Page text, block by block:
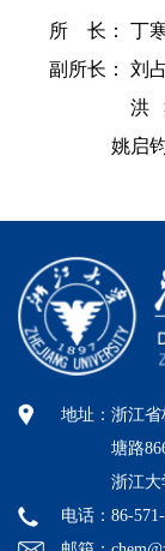
所 长： 丁寒
副所长： 刘占
洪
姚启钧
地址： 浙江
塘路
浙江
电话：86-